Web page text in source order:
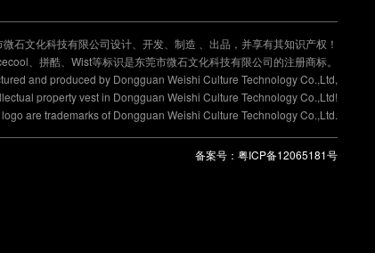
石文化科技有限公司设计、开发、制造 、出品，并享有其知识产权！
、拼酷、Wist等标识是东莞市微石文化科技有限公司的注册商标。
and produced by Dongguan Weishi Culture Technology Co.,Ltd,
property vest in Dongguan Weishi Culture Technology Co.,Ltd!
are trademarks of Dongguan Weishi Culture Technology Co.,Ltd.
备案号： 粤ICP备12065181号